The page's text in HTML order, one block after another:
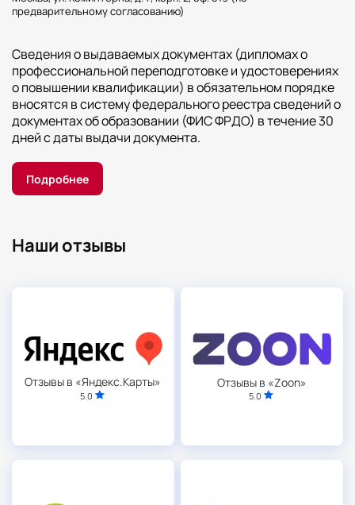
предварительному согласованию)
Сведения о выдаваемых документах (дипломах о
профессиональной переподготовке и удостоверениях
о повышении квалификации) в обязательном порядке
вносятся в систему федерального реестра сведений о
документах об образовании (ФИС ФРДО) в течение 30
дней с даты выдачи документа.
Подробнее
Наши отзывы
Отзывы в «Яндекс.Карты»
5.0
Отзывы в «Zoon»
5.0